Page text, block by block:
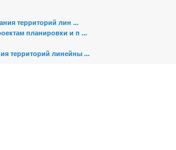
территорий лин ...
планировки и п ...
территорий линейны ...